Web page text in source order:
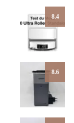
8.4
8.6